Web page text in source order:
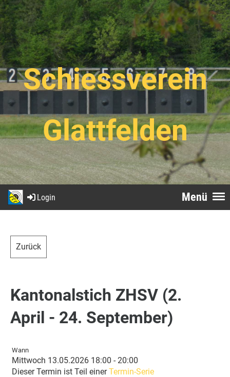
Schiessverein
Glattfelden
Menü
Login
Zurück
Kantonalstich ZHSV (2.
April - 24. September)
Wann
Mittwoch 13.05.2026 18:00 - 20:00
Dieser Termin ist Teil einerTermin-Serie